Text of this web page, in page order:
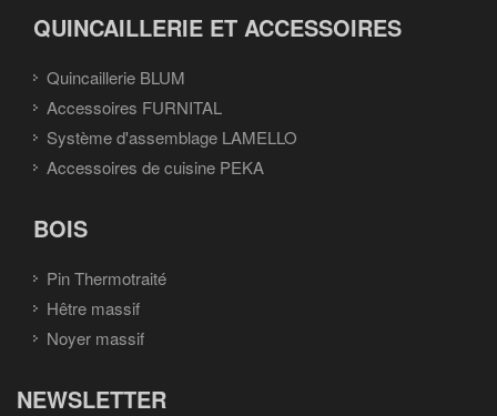
QUINCAILLERIE ET ACCESSOIRES
Quincaillerie BLUM
Accessoires FURNITAL
Système d'assemblage LAMELLO
Accessoires de cuisine PEKA
BOIS
Pin Thermotraité
Hêtre massif
Noyer massif
NEWSLETTER